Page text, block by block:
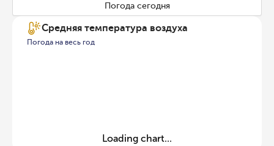
Погода сегодня
Средняя температура воздуха
Погода на весь год
Loading chart...